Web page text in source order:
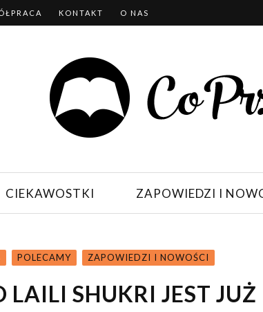
KONTAKT O NAS
CIEKAWOSTKI ZAPOWIEDZI I
POLECAMY ZAPOWIEDZI I NOWOŚCI
LAILI SHUKRI JEST JUŻ